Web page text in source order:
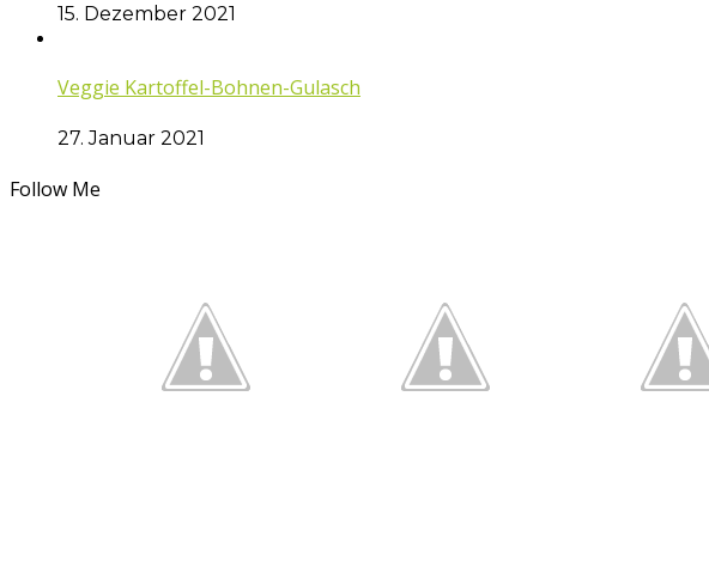
15. Dezember 2021
Veggie Kartoffel-Bohnen-Gulasch
27. Januar 2021
Follow Me